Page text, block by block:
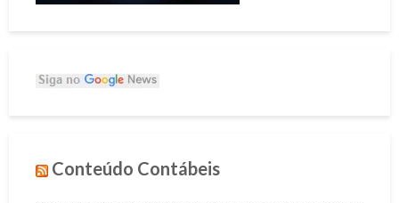
Conteúdo Contábeis